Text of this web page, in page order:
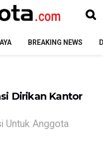
BREAKING NEWS
Dirikan Kantor
Untuk Anggota